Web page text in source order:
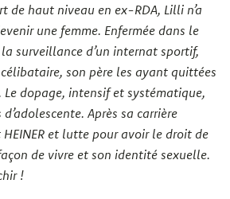
de haut niveau en ex-RDA, Lilli n’a
une femme. Enfermée dans le
surveillance d’un internat sportif,
son père les ayant quittées
Le dopage, intensif et systématique,
Après sa carrière
et lutte pour avoir le droit de
de vivre et son identité sexuelle.
!